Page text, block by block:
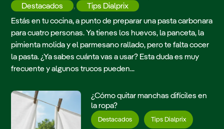
Destacados
,
Tips Dialprix
Estás en tu cocina, a punto de preparar una pasta carbonara
para cuatro personas. Ya tienes los huevos, la panceta, la
pimienta molida y el parmesano rallado, pero te falta cocer
la pasta. ¿Ya sabes cuánta vas a usar? Esta duda es muy
frecuente y algunos trucos pueden...
¿Cómo quitar manchas difíciles en
la ropa?
Destacados Tips Dialprix